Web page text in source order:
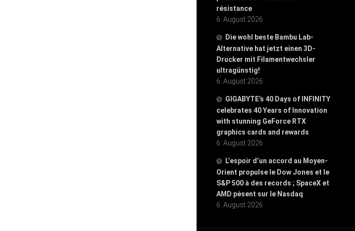
résistance
6. August 2026
Die wohl beste Bambu Lab-
Alternative hat jetzt einen 3D-
Drucker mit Filamentwechsler
ultragünstig!
6. August 2026
GIGABYTE’s 40 Days of INFINITY
celebrates 40 Years of Innovation
with stunning GeForce RTX
graphics cards and rewards
6. August 2026
L’espoir d’un accord au Moyen-
Orient propulse le Dow Jones et le
S&P 500 à des records ; SpaceX et
AMD pèsent sur le Nasdaq
6. August 2026